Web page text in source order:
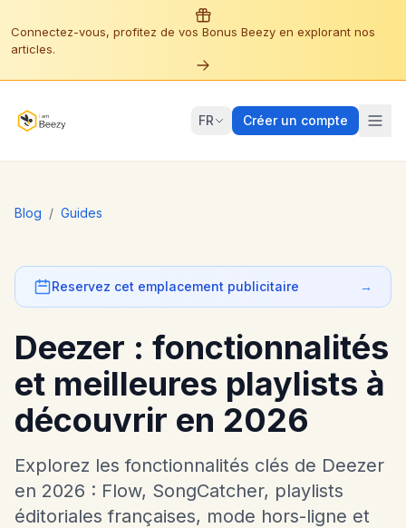
Connectez-vous, profitez de vos Bonus Beezy en explorant nos
articles.
FR Créer un compte
Blog / Guides
Reservez cet emplacement publicitaire →
Deezer : fonctionnalités
et meilleures playlists à
découvrir en 2026
Explorez les fonctionnalités clés de Deezer
en 2026 : Flow, SongCatcher, playlists
éditoriales françaises, mode hors-ligne et